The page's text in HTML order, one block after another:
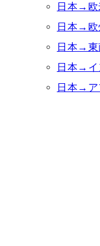
日本→欧
日本→欧
日本→東
日本→イ
日本→ア